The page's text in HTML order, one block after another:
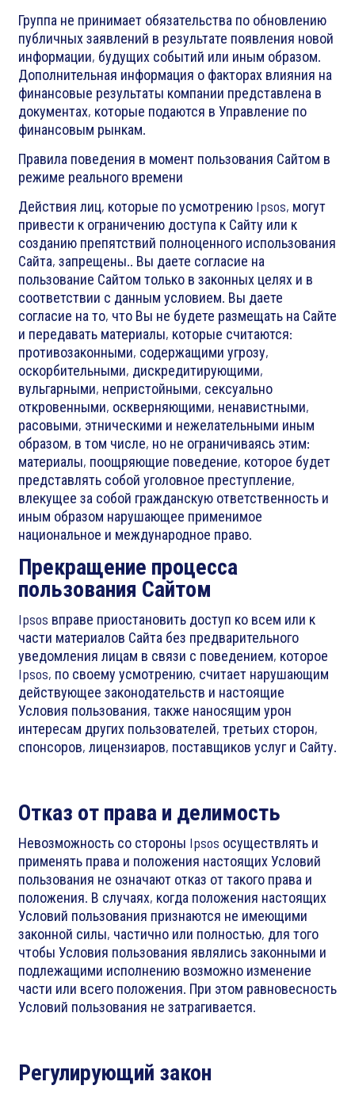
Группа не принимает обязательства по обновлению
публичных заявлений в результате появления новой
информации, будущих событий или иным образом.
Дополнительная информация о факторах влияния на
финансовые результаты компании представлена в
документах, которые подаются в Управление по
финансовым рынкам.
Правила поведения в момент пользования Сайтом в
режиме реального времени
Действия лиц, которые по усмотрению Ipsos, могут
привести к ограничению доступа к Сайту или к
созданию препятствий полноценного использования
Сайта, запрещены.. Вы даете согласие на
пользование Сайтом только в законных целях и в
соответствии с данным условием. Вы даете
согласие на то, что Вы не будете размещать на Сайте
и передавать материалы, которые считаются:
противозаконными, содержащими угрозу,
оскорбительными, дискредитирующими,
вульгарными, непристойными, сексуально
откровенными, оскверняющими, ненавистными,
расовыми, этническими и нежелательными иным
образом, в том числе, но не ограничиваясь этим:
материалы, поощряющие поведение, которое будет
представлять собой уголовное преступление,
влекущее за собой гражданскую ответственность и
иным образом нарушающее применимое
национальное и международное право.
Прекращение процесса
пользования Сайтом
Ipsos вправе приостановить доступ ко всем или к
части материалов Сайта без предварительного
уведомления лицам в связи с поведением, которое
Ipsos, по своему усмотрению, считает нарушающим
действующее законодательств и настоящие
Условия пользования, также наносящим урон
интересам других пользователей, третьих сторон,
спонсоров, лицензиаров, поставщиков услуг и Сайту.
Отказ от права и делимость
Невозможность со стороны Ipsos осуществлять и
применять права и положения настоящих Условий
пользования не означают отказ от такого права и
положения. В случаях, когда положения настоящих
Условий пользования признаются не имеющими
законной силы, частично или полностью, для того
чтобы Условия пользования являлись законными и
подлежащими исполнению возможно изменение
части или всего положения. При этом равновесность
Условий пользования не затрагивается.
Регулирующий закон